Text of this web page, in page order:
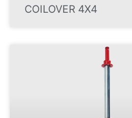
COILOVER 4X4